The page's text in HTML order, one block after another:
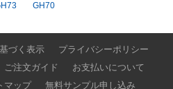
GH70
づく表示
プライバシーポリシー
ご注文ガイド
お支払いについて
マップ 無料サンプル申し込み